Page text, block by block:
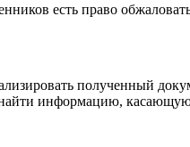
есть право
полученный
информацию,